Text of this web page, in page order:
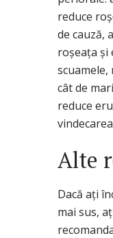
reduce
de cauză,
roșeața și
cât de
reduce
Alte
Dacă ați
mai sus,